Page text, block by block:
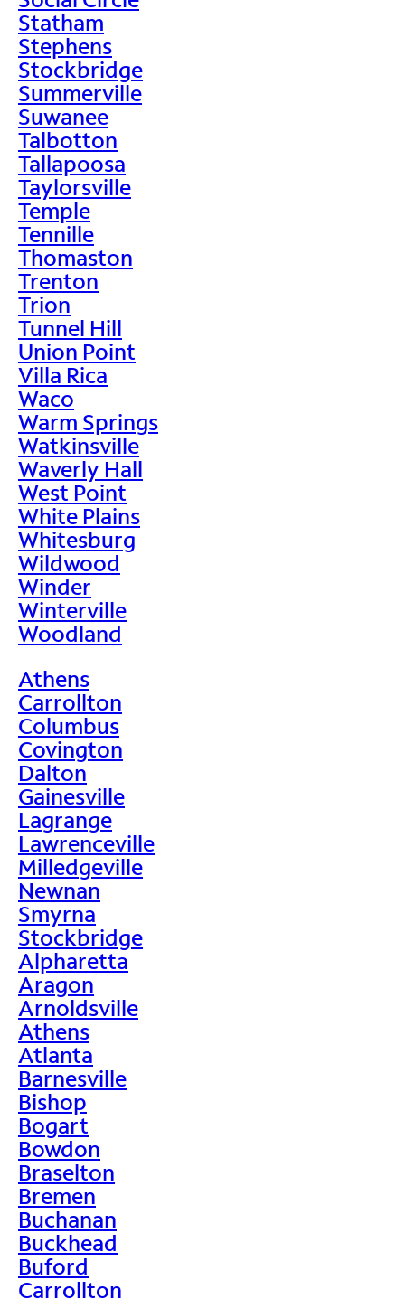
Statham
Stephens
Stockbridge
Summerville
Suwanee
Talbotton
Tallapoosa
Taylorsville
Temple
Tennille
Thomaston
Trenton
Trion
Tunnel Hill
Union Point
Villa Rica
Waco
Warm Springs
Watkinsville
Waverly Hall
West Point
White Plains
Whitesburg
Wildwood
Winder
Winterville
Woodland
Athens
Carrollton
Columbus
Covington
Dalton
Gainesville
Lagrange
Lawrenceville
Milledgeville
Newnan
Smyrna
Stockbridge
Alpharetta
Aragon
Arnoldsville
Athens
Atlanta
Barnesville
Bishop
Bogart
Bowdon
Braselton
Bremen
Buchanan
Buckhead
Buford
Carrollton